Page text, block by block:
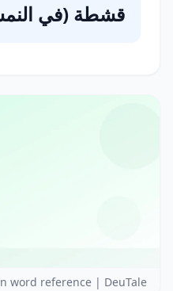
قشطة (في
word reference | DeuTale